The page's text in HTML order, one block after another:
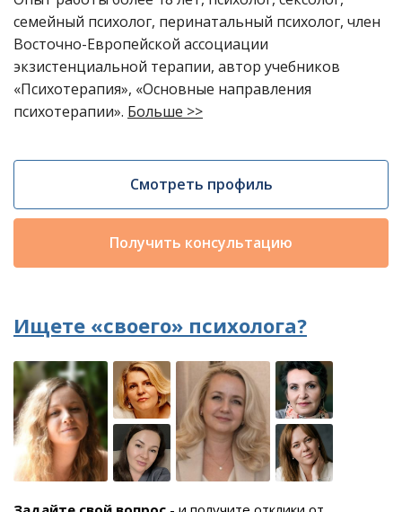
семейный психолог, перинатальный психолог, член
Восточно-Европейской ассоциации
экзистенциальной терапии, автор учебников
«Психотерапия», «Основные направления
психотерапии». Больше >>
Смотреть профиль
Получить консультацию
Ищете «своего» психолога?